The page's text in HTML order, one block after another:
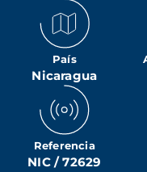
País
Nicaragua
Referencia
NIC / 72629